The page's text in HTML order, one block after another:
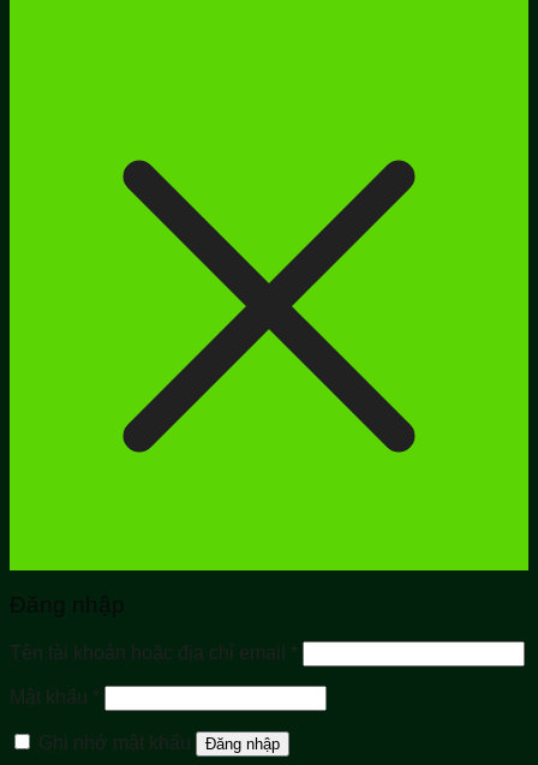
Đăng nhập
Tên tài khoản hoặc địa chỉ email *
buộc
Mật khẩu *
buộc
Ghi nhớ mật khẩu
Đăng nhập